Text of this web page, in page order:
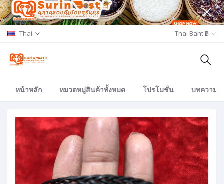
Thai Thai Baht ฿
หน้าหลัก หมวดหมู่สินค้าทั้งหมด โปรโมชั่น บทความ/